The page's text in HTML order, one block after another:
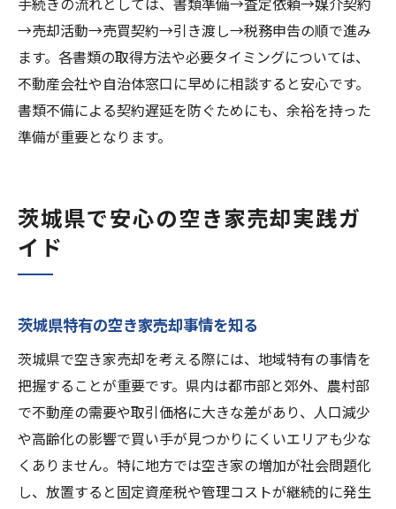
→売却活動→売買契約→引き渡し→税務申告の順で進み
ます。各書類の取得方法や必要タイミングについては、
不動産会社や自治体窓口に早めに相談すると安心です。
書類不備による契約遅延を防ぐためにも、余裕を持った
準備が重要となります。
茨城県で安心の空き家売却実践ガ
イド
茨城県特有の空き家売却事情を知る
茨城県で空き家売却を考える際には、地域特有の事情を
把握することが重要です。県内は都市部と郊外、農村部
で不動産の需要や取引価格に大きな差があり、人口減少
や高齢化の影響で買い手が見つかりにくいエリアも少な
くありません。特に地方では空き家の増加が社会問題化
し、放置すると固定資産税や管理コストが継続的に発生